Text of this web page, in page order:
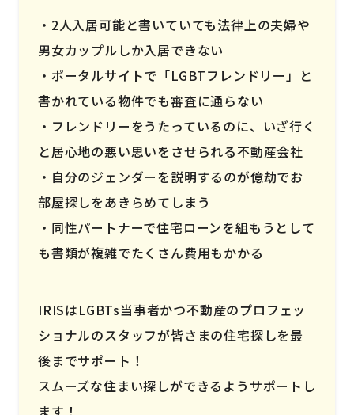
2人入居可能と書いていても法律上の夫婦や
男女カップルしか入居できない
ポータルサイトで「LGBTフレンドリー」と
書かれている物件でも審査に通らない
フレンドリーをうたっているのに、いざ行く
と居心地の悪い思いをさせられる不動産会社
自分のジェンダーを説明するのが億劫でお
部屋探しをあきらめてしまう
同性パートナーで住宅ローンを組もうとして
も書類が複雑でたくさん費用もかかる
IRISはLGBTs当事者かつ不動産のプロフェッ
ショナルのスタッフが皆さまの住宅探しを最
後までサポート！
スムーズな住まい探しができるようサポートし
ます！